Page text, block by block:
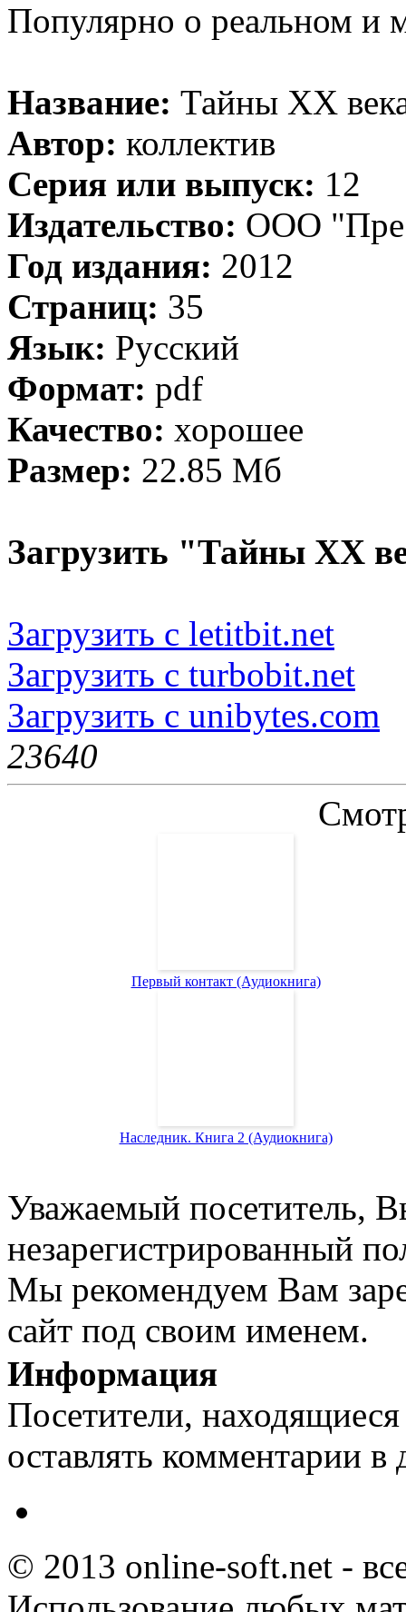
Популярно о реальном и
Название: Тайны ХХ
Автор: коллектив
Серия или выпуск: 12
Издательство: ООО
Год издания: 2012
Страниц: 35
Язык: Русский
Формат: pdf
Качество: хорошее
Размер: 22.85 Мб
Загрузить "Тайны ХХ
Загрузить с letitbit.net
Загрузить с turbobit.net
Загрузить с unibytes.com
23640
Первый контакт (Аудиокнига)
Наследник. Книга 2 (Аудиокнига)
Уважаемый посетитель,
незарегистрированный
Мы рекомендуем Вам
сайт под своим именем.
Информация
Посетители,
оставлять комментарии в
© 2013 online-soft.net -